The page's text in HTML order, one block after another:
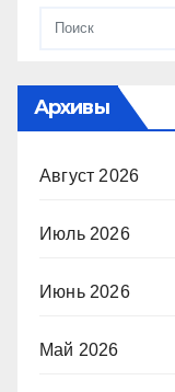
Архивы
Август 2026
Июль 2026
Июнь 2026
Май 2026